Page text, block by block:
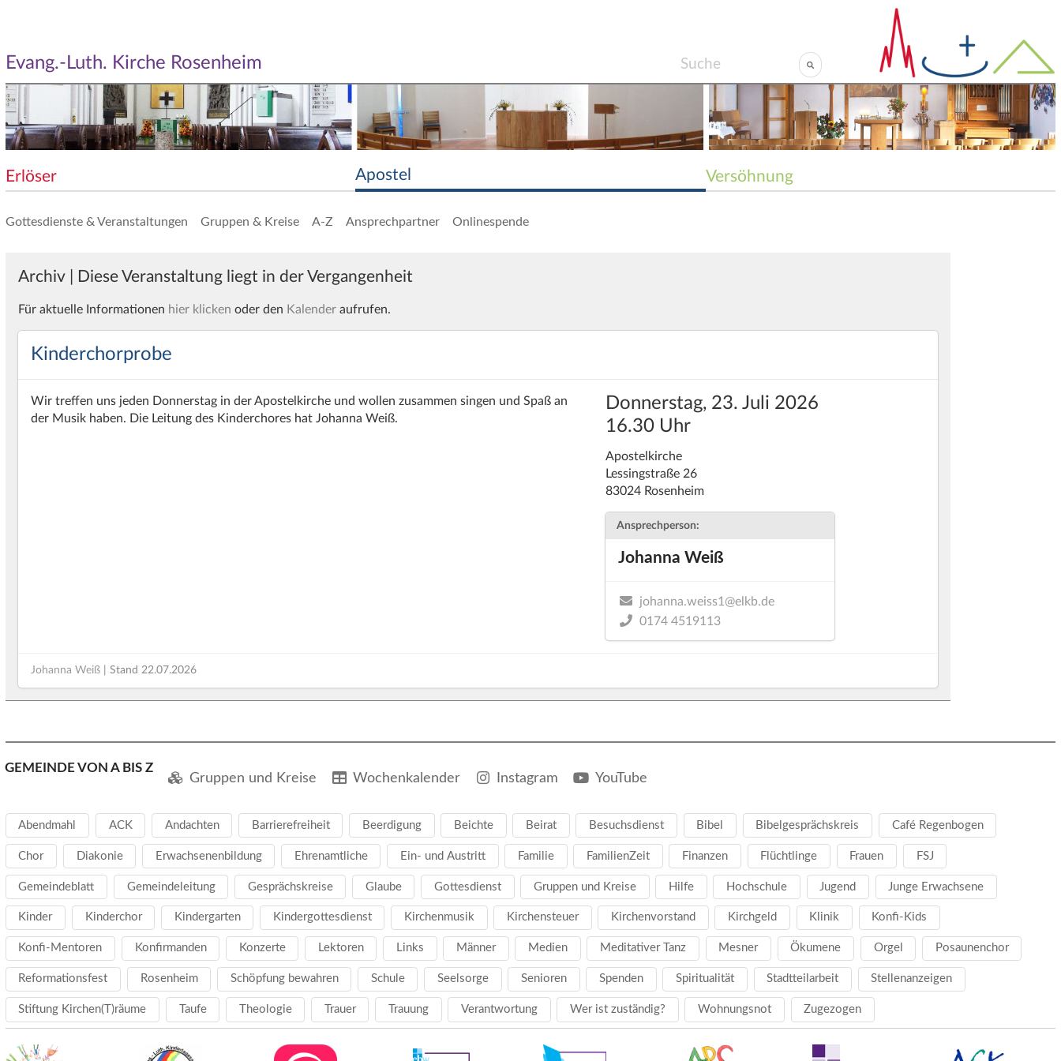
Evang.-Luth. Kirche Rosenheim
Erlöser Apostel Versöhnung
Gottesdienste & Veranstaltungen Gruppen & Kreise A-Z Ansprechpartner Onlinespende
Archiv | Diese Veranstaltung liegt in der Vergangenheit
Für aktuelle Informationen hier klicken oder den Kalenderaufrufen.
Kinderchorprobe
Donnerstag, 23. Juli 2026
16.30 Uhr
Apostelkirche
Lessingstraße 26
83024 Rosenheim
Ansprechperson:
Johanna Weiß
johanna.weiss1@elkb.de
0174 4519113
Wir treffen uns jeden Donnerstag in der Apostelkirche und wollen zusammen singen und Spaß an
der Musik haben. Die Leitung des Kinderchores hat Johanna Weiß.
Johanna Weiß| Stand 22.07.2026
GEMEINDE VON A BIS Z
Gruppen und Kreise Wochenkalender Instagram YouTube
Abendmahl ACK Andachten Barrierefreiheit Beerdigung Beichte Beirat Besuchsdienst Bibel Bibelgesprächskreis Café Regenbogen
Chor Diakonie Erwachsenenbildung Ehrenamtliche Ein- und Austritt Familie FamilienZeit Finanzen Flüchtlinge Frauen FSJ
Gemeindeblatt Gemeindeleitung Gesprächskreise Glaube Gottesdienst Gruppen und Kreise Hilfe Hochschule Jugend Junge Erwachsene
Kinder Kinderchor Kindergarten Kindergottesdienst Kirchenmusik Kirchensteuer Kirchenvorstand Kirchgeld Klinik Konfi-Kids
Konfi-Mentoren Konfirmanden Konzerte Lektoren Links Männer Medien Meditativer Tanz Mesner Ökumene Orgel Posaunenchor
Reformationsfest Rosenheim Schöpfung bewahren Schule Seelsorge Senioren Spenden Spiritualität Stadtteilarbeit Stellenanzeigen
Stiftung Kirchen(T)räume Taufe Theologie Trauer Trauung Verantwortung Wer ist zuständig? Wohnungsnot Zugezogen